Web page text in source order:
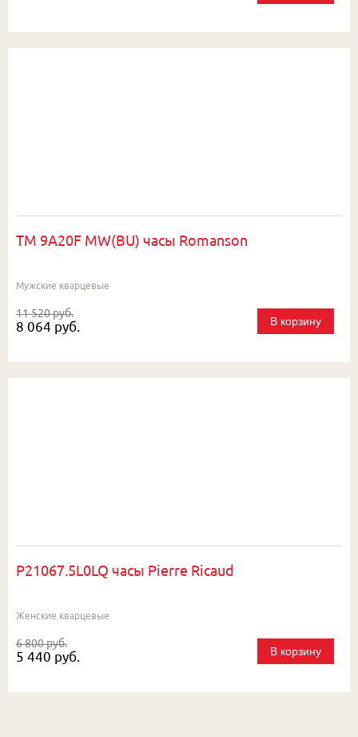
TM 9A20F MW(BU) часы Romanson
Мужские кварцевые
11 520 руб.
8 064 руб. В корзину
P21067.5L0LQ часы Pierre Ricaud
Женские кварцевые
6 800 руб.
5 440 руб. В корзину